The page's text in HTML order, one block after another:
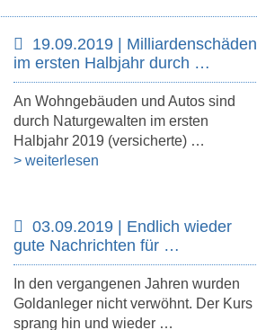
19.09.2019 | Milliardenschäden
im ersten Halbjahr durch …
An Wohngebäuden und Autos sind
durch Naturgewalten im ersten
Halbjahr 2019 (versicherte) …
> weiterlesen
03.09.2019 | Endlich wieder
gute Nachrichten für …
In den vergangenen Jahren wurden
Goldanleger nicht verwöhnt. Der Kurs
sprang hin und wieder …